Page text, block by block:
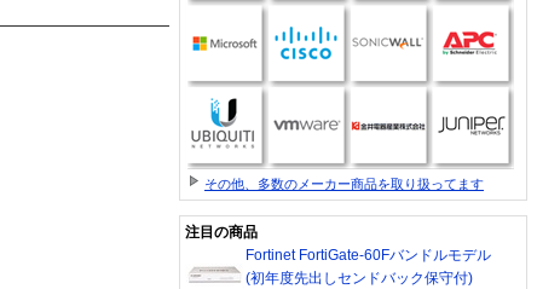
その他、多数のメーカー商品を取り扱ってます
注目の商品
Fortinet FortiGate-60Fバンドルモデル
(初年度先出しセンドバック保守付)